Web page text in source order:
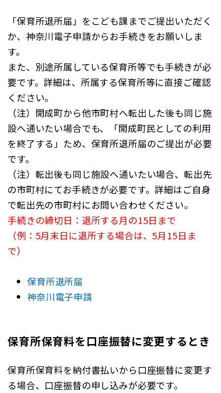
「保育所退所届」をこども課までご提出いただく
か、神奈川電子申請からお手続きをお願いしま
す。
また、別途所属している保育所等でも手続きが必
要です。詳細は、所属する保育所等に直接ご確認
ください。
（注）開成町から他市町村へ転出した後も同じ施
設へ通いたい場合でも、「開成町民としての利用
を終了する」ため、保育所退所届のご提出が必要
です。
（注）転出後も同じ施設へ通いたい場合、転出先
の市町村にてお手続きが必要です。詳細はご自身
で転出先の市町村にお問い合わせください。
手続きの締切日：退所する月の15日まで
（例：5月末日に退所する場合は、5月15日ま
で）
保育所退所届
神奈川電子申請
保育所保育料を口座振替に変更するとき
保育所保育料を納付書払いから口座振替に変更す
る場合、口座振替の申し込みが必要です。